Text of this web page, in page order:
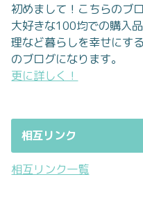
初めまして！こちらのブ
大好きな100均での購入
理など暮らしを幸せにす
のブログになります。
更に詳しく！
相互リンク
相互リンク一覧